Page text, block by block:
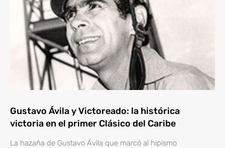
Gustavo Ávila y Victoreado: la histórica
victoria en el primer Clásico del Caribe
La hazaña de Gustavo Ávila que marcó al hipismo